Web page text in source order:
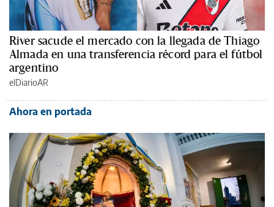
River sacude el mercado con la llegada de Thiago
Almada en una transferencia récord para el fútbol
argentino
elDiarioAR
Ahora en portada